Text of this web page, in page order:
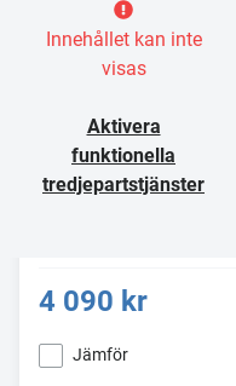
Innehållet kan inte
visas
Aktivera
funktionella
tredjepartstjänster
4 090 kr
Jämför